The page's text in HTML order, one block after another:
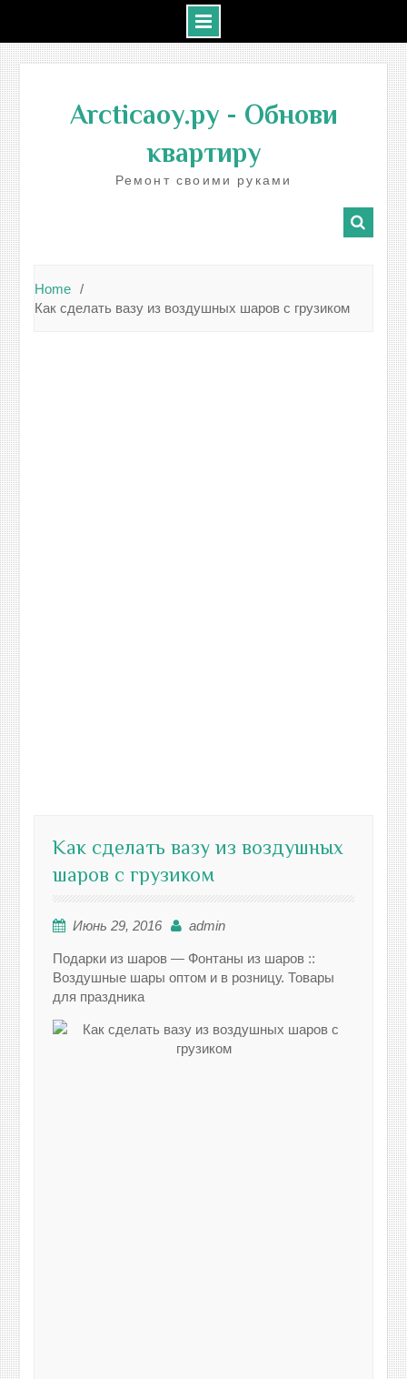
contentArcticaoy.ру- Обнови
квартиру
Ремонт своими руками
Home
Как сделать вазу из воздушных шаров с грузиком
Как сделать вазу из воздушных
шаров с грузиком
Июнь 29, 2016 admin
Подарки из шаров — Фонтаны из шаров ::
Воздушные шары оптом и в розницу. Товары
для праздника